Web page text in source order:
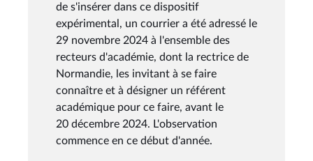
de s'insérer dans ce dispositif
expérimental, un courrier a été adressé le
29 novembre 2024 à l'ensemble des
recteurs d'académie, dont la rectrice de
Normandie, les invitant à se faire
connaître et à désigner un référent
académique pour ce faire, avant le
20 décembre 2024. L'observation
commence en ce début d'année.